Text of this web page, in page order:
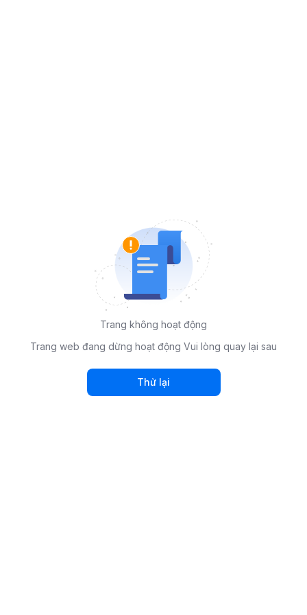
Trang không hoạt động
Trang web đang dừng hoạt động Vui lòng quay lại sau
Thử lại